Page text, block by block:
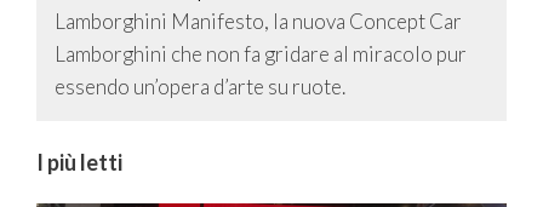
Lamborghini Manifesto, la nuova Concept Car
Lamborghini che non fa gridare al miracolo pur
essendo un’opera d’arte su ruote.
I più letti